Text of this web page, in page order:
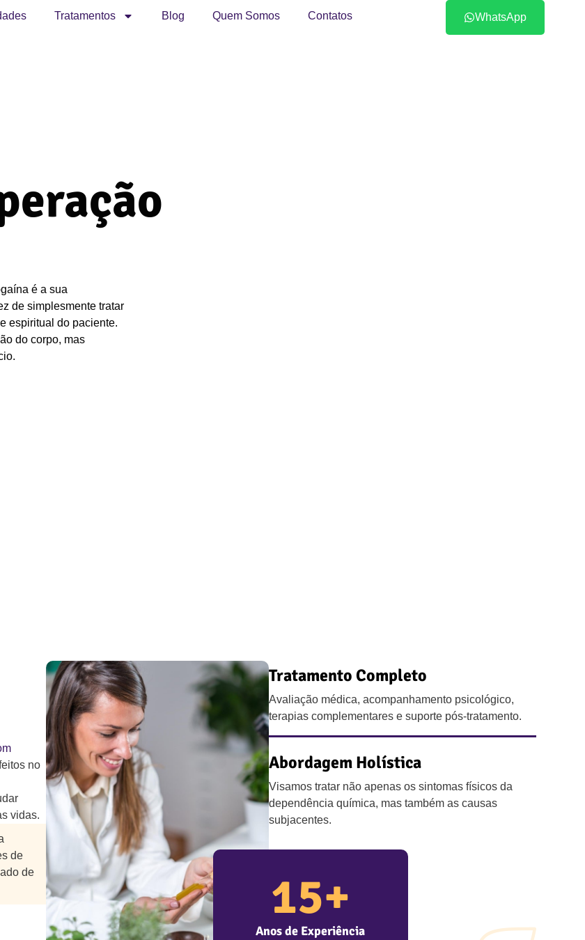
Tratamentos Blog Quem Somos Contatos WhatsApp
é a sua
de simplesmente tratar
espiritual do paciente.
do corpo, mas
no
vidas.
de
de
Tratamento Completo
Avaliação médica, acompanhamento psicológico,
terapias complementares e suporte pós-tratamento.
Abordagem Holística
Visamos tratar não apenas os sintomas físicos da
dependência química, mas também as causas
subjacentes.
Anos de Experiência
15+